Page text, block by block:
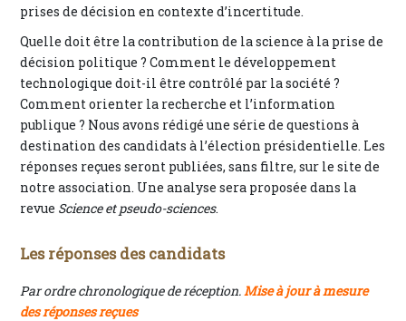
prises de décision en contexte d’incertitude.
Quelle doit être la contribution de la science à la prise de
décision politique ? Comment le développement
technologique doit-il être contrôlé par la société ?
Comment orienter la recherche et l’information
publique ? Nous avons rédigé une série de questions à
destination des candidats à l’élection présidentielle. Les
réponses reçues seront publiées, sans filtre, sur le site de
notre association. Une analyse sera proposée dans la
revue Science et pseudo-sciences.
Les réponses des candidats
Par ordre chronologique de réception. Mise à jour à mesure
des réponses reçues